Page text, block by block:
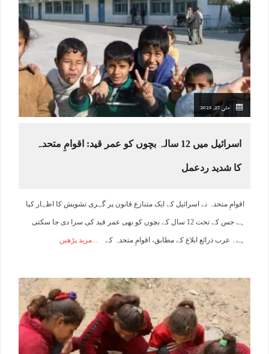
مئی 27, 2025
اسرائیل میں 12 سالہ بچوں کو عمر قید: اقوامِ متحدہ
کا شدید ردعمل
اقوامِ متحدہ نے اسرائیل کے ایک متنازع قانون پر گہری تشویش کا اظہار کیا
ہے جس کے تحت 12 سال کے بچوں کو بھی عمر قید کی سزا دی جا سکتی
ہے۔ عرب ذرائع ابلاغ کے مطابق، اقوامِ متحدہ کے مزید پڑھیں